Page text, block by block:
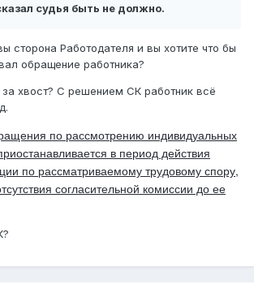
судья быть не должно.
сторона Работодателя и вы хотите что бы
обращение работника?
за хвост? С решением СК работник всё
по рассмотрению индивидуальных
в период действия
по рассматриваемому трудовому спору,
согласительной комиссии до ее